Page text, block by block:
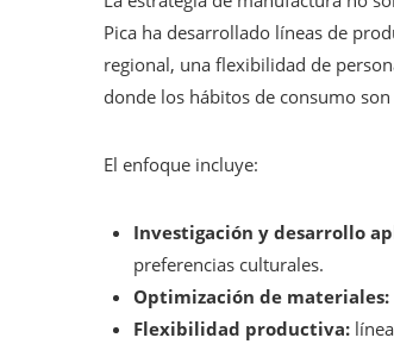
Pica ha desarrollado líneas de
regional, una flexibilidad de
donde los hábitos de consumo
El enfoque incluye:
Investigación y desarrollo
preferencias culturales.
Optimización de materiales:
Flexibilidad productiva: